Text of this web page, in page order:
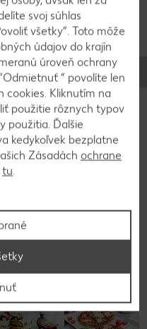
Každú potrieme
poľný šalát,
jeden plátok
okoreníme a
Tortillu zrolujeme
s pripraveným
alebo občerstvenie.
svoj súhlas
všetky”. Toto môže
údajov do krajín
úroveň ochrany
” povolíte len
cookies. Kliknutím na
použitie rôznych typov
použitia. Ďalšie
kedykoľvek bezplatne
Zásadách ochrane
tu.